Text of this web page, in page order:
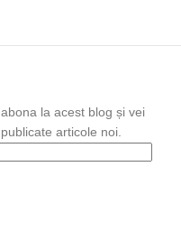
la acest blog și vei
articole noi.